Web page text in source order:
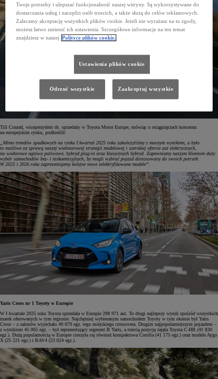
Till Conrad, wiceprezydent ds. sprzedaży w Toyota Motor Europe, mówiąc o osiągnięciach koncernu
na europejskim rynku, podkreślił:
„Mimo trendów spadkowych na rynku I kwartał 2025 roku zakończyliśmy z mocnym wynikiem, a było
to możliwe za sprawą naszej wielotorowej strategii modelowej i szerokiej ofercie aut elektrycznych,
na wodorowe ogniwa paliwowe, hybryd plug-in oraz klasycznych hybryd. Zapewniamy naszym klientom duży
wybór samochodów bez- i niskoemisyjnych, by mogli wybrać pojazd dostosowany do swoich potrzeb.
W 2025 i 2026 roku zaprezentujemy kolejne nowe zelektryfikowane modele”.
Yaris Cross nr 1 Toyoty w Europie
W I kwartale 2025 roku Toyota sprzedała w Europie 298 971 aut. To drugi najlepszy wynik spośród wszystkich
marek oferowanych w tym regionie. Najchętniej wybieranym samochodem Toyoty w tym okresie był Yaris
Cross – z salonów wyjechało 49 079 egz. tego miejskiego crossovera. Drugim najpopularniejszym pojazdem –
z wynikiem 45 065 egz. – był reprezentujący segment B Yaris, a trzecią pozycję zajęła Toyota C-HR (41 830
egz.). Dużą popularnością w Europie cieszyła się również kompaktowa Corolla (41 175 egz.) oraz modele Aygo
X (25 221 egz.) i RAV4 (23 024 egz.).
Twoje potrzeby i ulepszać funkcjonalność naszej witryny. Są wykorzystywane do
dostarczania usług i narzędzi osób trzecich, a także służą do celów reklamowych.
Zalecamy akceptację wszystkich plików cookie. Jeżeli nie wyrażasz na to zgody,
możesz łatwo zmienić ich ustawienia. Szczegółowe informacje na ten temat
znajdziesz w naszej Polityce plików cookie.
Ustawienia plików cookie
Odrzuć wszystkie Zaakceptuj wszystkie